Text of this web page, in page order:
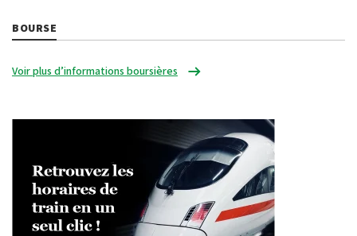
BOURSE
Voir plus d’informations boursières